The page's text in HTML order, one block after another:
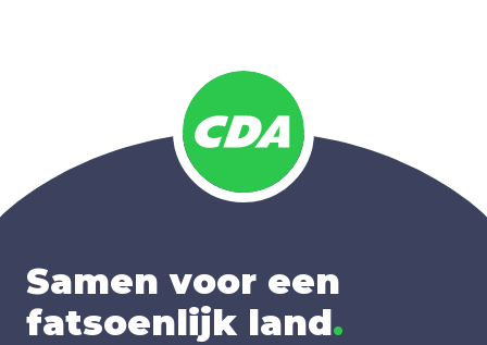
Samen voor een
fatsoenlijk land.